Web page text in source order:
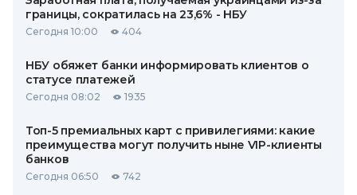
границы, сократилась на 23,6% - НБУ
Сегодня 10:00 404
НБУ обяжет банки информировать клиентов о
статусе платежей
Сегодня 08:02 1935
Топ-5 премиальных карт с привилегиями: какие
преимущества могут получить ныне VIP-клиенты
банков
Сегодня 06:50 742